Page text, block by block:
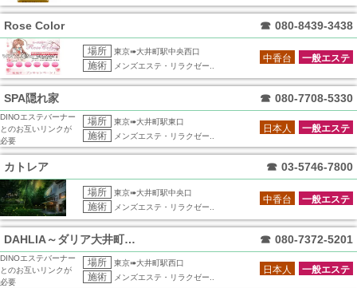
Rose Color ☎ 080-8439-3438
場所 東京➠大井町駅中央西口
施術 メンズエステ・リラクゼー..
一般エステ
中香台
SPA隠れ家 ☎ 080-7708-5330
DINOエステバーナー
とのお互いリンクが
必要
場所 東京➠大井町駅東口
施術 メンズエステ・リラクゼー..
一般エステ
日本人
カトレア ☎ 03-5746-7800
場所 東京➠大井町駅中央口
施術 メンズエステ・リラクゼー..
一般エステ
中香台
DAHLIA～ダリア大井町店～ ☎ 080-7372-5201
DINOエステバーナー
とのお互いリンクが
必要
場所 東京➠大井町駅西口
施術 メンズエステ・リラクゼー..
一般エステ
日本人